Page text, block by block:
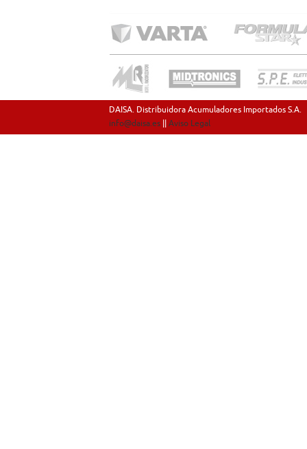
DAISA. Distribuidora Acumuladores Importados S.A.
info@daisa.es|| Aviso Legal